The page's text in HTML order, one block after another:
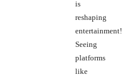
is
reshaping
entertainment!
Seeing
platforms
like